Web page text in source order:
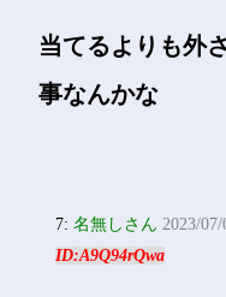
当てるよりも外
事なんかな
7:名無しさん 2023/
ID:A9Q94rQwa